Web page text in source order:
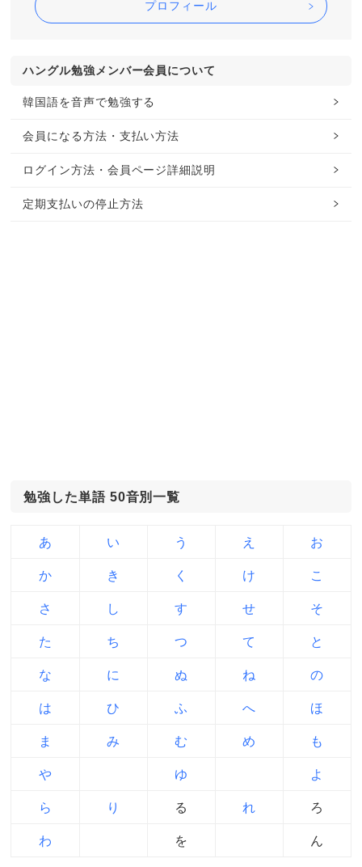
プロフィール
ハングル勉強メンバー会員について
韓国語を音声で勉強する
会員になる方法・支払い方法
ログイン方法・会員ページ詳細説明
定期支払いの停止方法
勉強した単語 50音別一覧
あ い う え お
か き く け こ
さ し す せ そ
た ち つ て と
な に ぬ ね の
は ひ ふ へ ほ
ま み む め も
や ゆ よ
ら り る れ ろ
わ を ん